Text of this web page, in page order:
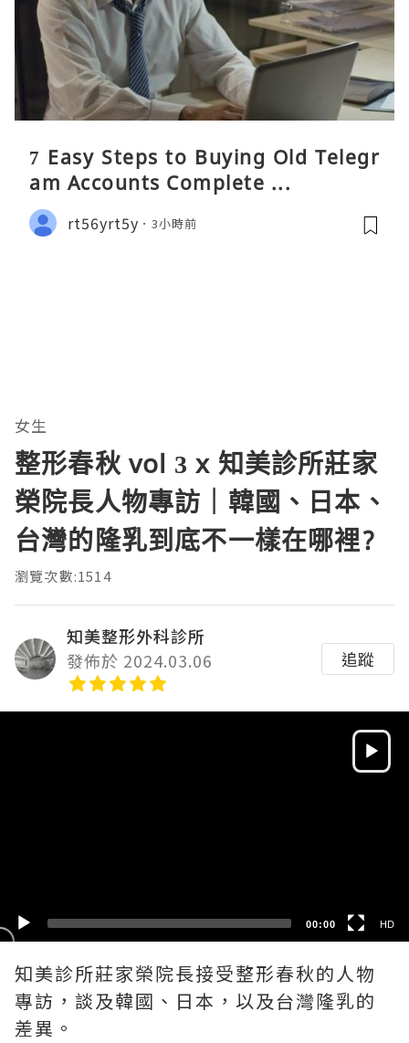
7 Easy Steps to Buying Old Telegr
am Accounts Complete ...
rt56yrt5y 3小時前
女生
整形春秋 vol 3 x 知美診所莊家
榮院長人物專訪｜韓國、日本、
台灣的隆乳到底不一樣在哪裡?
瀏覽次數:1514
知美整形外科診所
發佈於 2024.03.06
追蹤
00:00 HD
知美診所莊家榮院長接受整形春秋的人物
專訪，談及韓國、日本，以及台灣隆乳的
差異。